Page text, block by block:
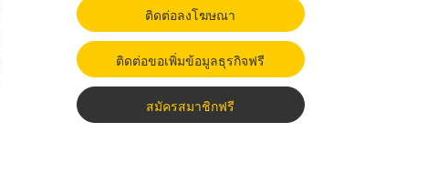
ติดต่อลงโฆษณา
ติดต่อขอเพิ่มข้อมูลธุรกิจฟรี
สมัครสมาชิกฟรี